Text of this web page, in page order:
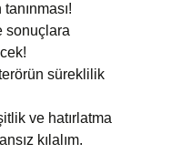
sonuçlara
süreklilik
ve hatırlatma
kılalım.